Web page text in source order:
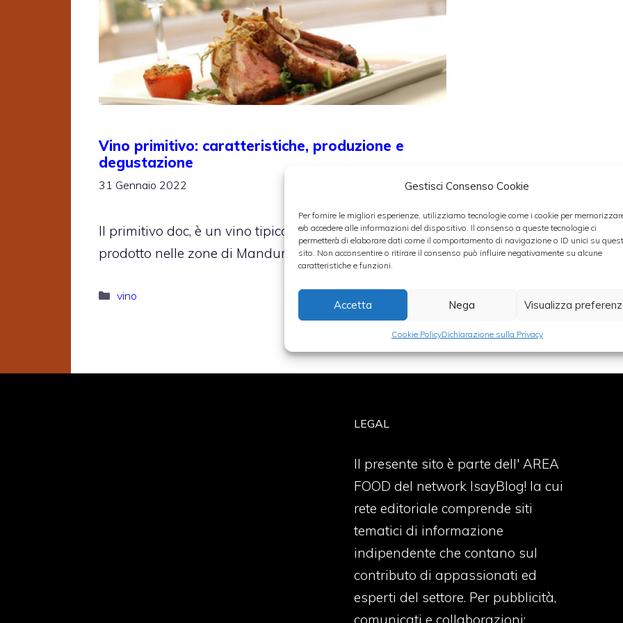
Gestisci Consenso Cookie
Per fornire le migliori esperienze, utilizziamo tecnologie come i cookie per
e/o accedere alle informazioni del dispositivo. Il consenso a queste tecnologie ci
permetterà di elaborare dati come il comportamento di navigazione o ID unici su
sito. Non acconsentire o ritirare il consenso può influire negativamente su alcune
caratteristiche e funzioni.
Accetta Nega Visualizza
Cookie PolicyDichiarazione sulla Privacy
Vino primitivo: caratteristiche, produzione e
degustazione
31 Gennaio 2022
Il primitivo doc, è un vino tipico del profondo sud,
prodotto nelle zone di Manduria
Categorie
vino
LEGAL
Il presente sito è parte dell' AREA
FOOD del network IsayBlog! la cui
rete editoriale comprende siti
tematici di informazione
indipendente che contano sul
contributo di appassionati ed
esperti del settore. Per pubblicità,
comunicati e collaborazioni: